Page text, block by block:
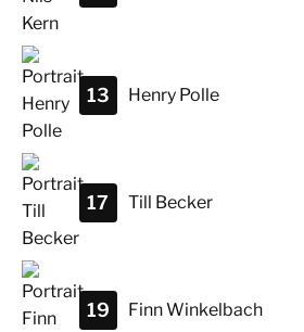
Henry Polle
13
Till Becker
17
FinnWinkelbach
19